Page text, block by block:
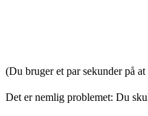
(Du bruger et par sekunder på
Det er nemlig problemet: Du